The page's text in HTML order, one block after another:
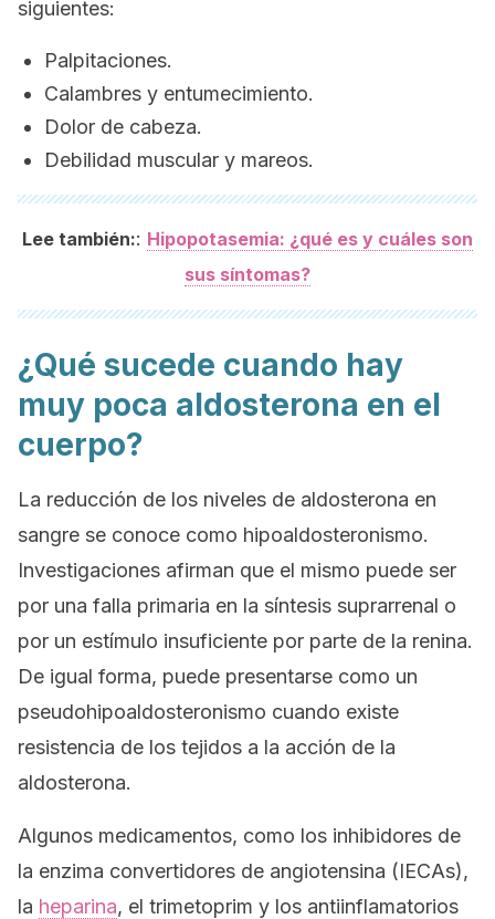
siguientes:
Palpitaciones.
Calambres y entumecimiento.
Dolor de cabeza.
Debilidad muscular y mareos.
Lee también:: Hipopotasemia: ¿qué es y cuáles son
sus síntomas?
¿Qué sucede cuando hay
muy poca aldosterona en el
cuerpo?
La reducción de los niveles de aldosterona en
sangre se conoce como hipoaldosteronismo.
Investigaciones afirman que el mismo puede ser
por una falla primaria en la síntesis suprarrenal o
por un estímulo insuficiente por parte de la renina.
De igual forma, puede presentarse como un
pseudohipoaldosteronismo cuando existe
resistencia de los tejidos a la acción de la
aldosterona.
Algunos medicamentos, como los inhibidores de
la enzima convertidores de angiotensina (IECAs),
la heparina, el trimetoprim y los antiinflamatorios